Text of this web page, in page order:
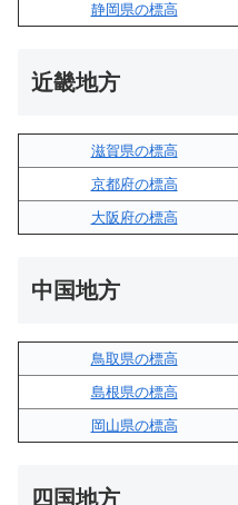
静岡県の標高
近畿地方
滋賀県の標高
京都府の標高
大阪府の標高
中国地方
鳥取県の標高
島根県の標高
岡山県の標高
四国地方